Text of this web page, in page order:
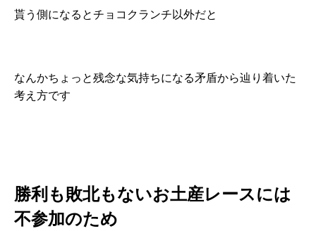
貰う側になるとチョコクランチ以外だと
なんかちょっと残念な気持ちになる矛盾から辿り着いた
考え方です
勝利も敗北もないお土産レースには
不参加のため